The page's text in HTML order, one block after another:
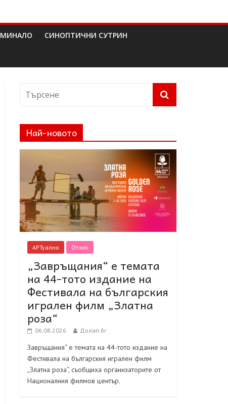
МИНАЛО СИНОПТИЧНИ СУТРИН
Най-новото
АРТуално Отзив
„Завръщания“ е темата
на 44-тото издание на
Фестивала на българския
игрален филм „Златна
роза“
06.08.2026 Долап.бг
Завръщания“ е темата на 44-тото издание на
Фестивала на българския игрален филм
„Златна роза“, съобщиха организаторите от
Националния филмов център.